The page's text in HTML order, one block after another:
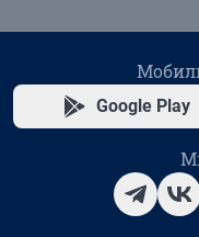
Google Play